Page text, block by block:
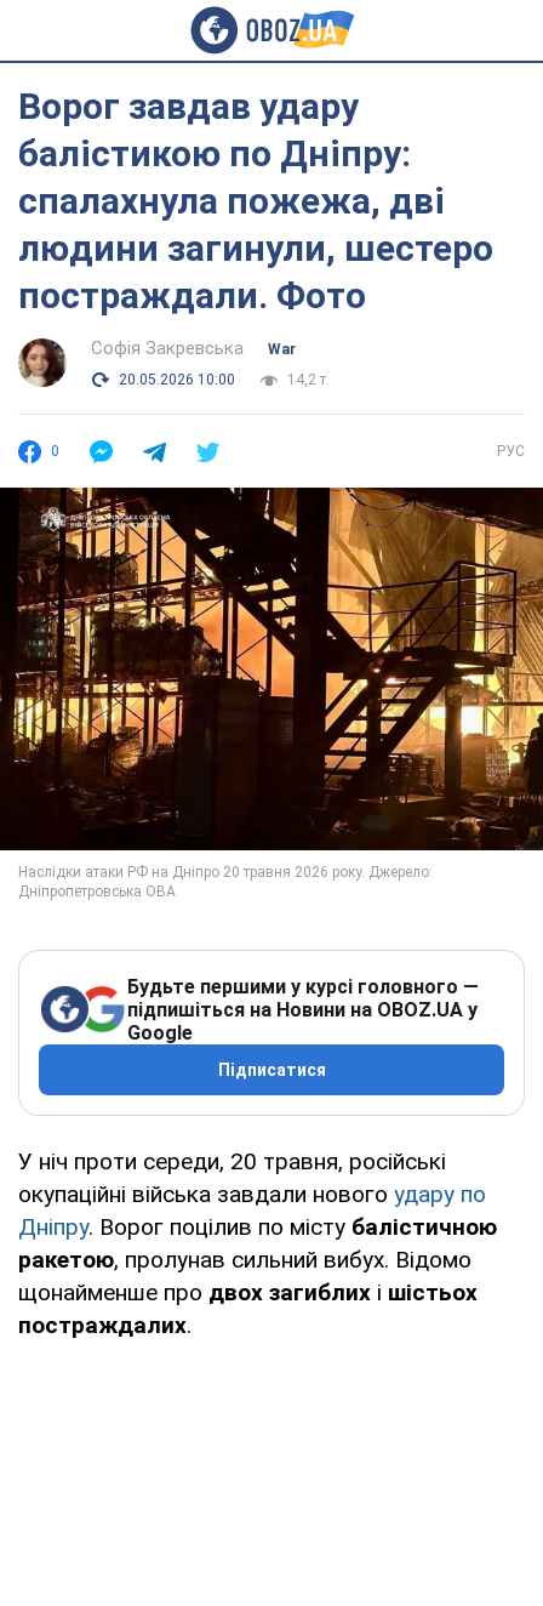
Ворог завдав удару
балістикою по Дніпру:
спалахнула пожежа, дві
людини загинули, шестеро
постраждали. Фото
Софія Закревська
War
20.05.2026 10:00
14,2 т.
0 РУС
Будьте першими у курсі головного —
підпишіться на Новини на OBOZ.UA у
Google
Підписатися
У ніч проти середи, 20 травня, російські
окупаційні війська завдали нового удару по
Дніпру. Ворог поцілив по місту балістичною
ракетою, пролунав сильний вибух. Відомо
щонайменше про двох загиблих і шістьох
постраждалих.